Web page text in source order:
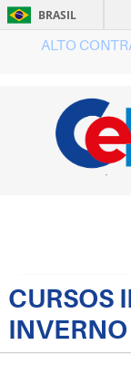
BRASIL
ALTO
CURSOS
INVERNO